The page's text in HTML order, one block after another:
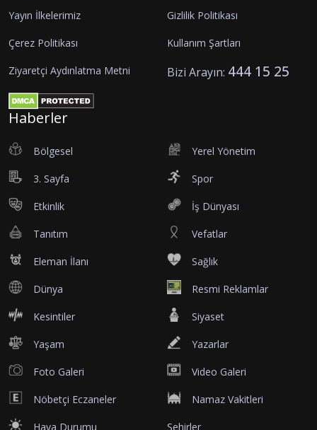
Yayın İlkelerimiz Gizlilik Politikası
Çerez Politikası Kullanım Şartları
Ziyaretçi Aydınlatma Metni Bizi Arayın: 444 15 25
Haberler
Bölgesel Yerel Yönetim
3. Sayfa Spor
Etkinlik İş Dünyası
Tanıtım Vefatlar
Eleman İlanı Sağlık
Dünya Resmi Reklamlar
Kesintiler Siyaset
Yaşam Yazarlar
Foto Galeri Video Galeri
Nöbetçi Eczaneler Namaz Vakitleri
Hava Durumu Şehirler